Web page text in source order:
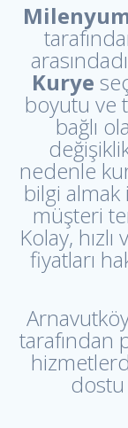
Kurye
boyutu ve
bağlı
nedenle
bilgi almak
müşteri
Kolay,
fiyatları
tarafından
dostu